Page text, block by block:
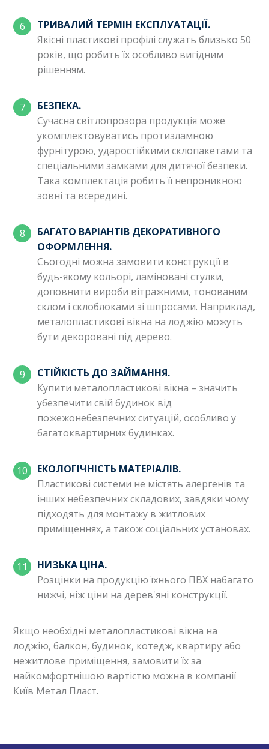
ТРИВАЛИЙ ТЕРМІН ЕКСПЛУАТАЦІЇ.
Якісні пластикові профілі служать близько 50
років, що робить їх особливо вигідним
рішенням.
БЕЗПЕКА.
Сучасна світлопрозора продукція може
укомплектовуватись протизламною
фурнітурою, ударостійкими склопакетами та
спеціальними замками для дитячої безпеки.
Така комплектація робить її непроникною
зовні та всередині.
БАГАТО ВАРІАНТІВ ДЕКОРАТИВНОГО
ОФОРМЛЕННЯ.
Сьогодні можна замовити конструкції в
будь-якому кольорі, ламіновані стулки,
доповнити вироби вітражними, тонованим
склом і склоблоками зі шпросами. Наприклад,
металопластикові вікна на лоджію можуть
бути декоровані під дерево.
СТІЙКІСТЬ ДО ЗАЙМАННЯ.
Купити металопластикові вікна – значить
убезпечити свій будинок від
пожежонебезпечних ситуацій, особливо у
багатоквартирних будинках.
ЕКОЛОГІЧНІСТЬ МАТЕРІАЛІВ.
Пластикові системи не містять алергенів та
інших небезпечних складових, завдяки чому
підходять для монтажу в житлових
приміщеннях, а також соціальних установах.
НИЗЬКА ЦІНА.
Розцінки на продукцію їхнього ПВХ набагато
нижчі, ніж ціни на дерев'яні конструкції.
Якщо необхідні металопластикові вікна на
лоджію, балкон, будинок, котедж, квартиру або
нежитлове приміщення, замовити їх за
найкомфортнішою вартістю можна в компанії
Київ Метал Пласт.